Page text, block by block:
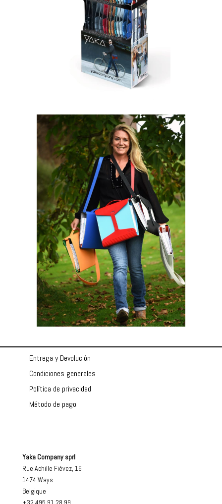
Entrega y Devolución
Condiciones generales
Política de privacidad
Método de pago
Yaka Company sprl
Rue Achille Fiévez, 16
1474 Ways
Belgique